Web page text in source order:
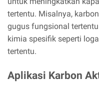
tertentu. Misalnya,
gugus fungsional
kimia spesifik seperti
tertentu.
Aplikasi Karbon